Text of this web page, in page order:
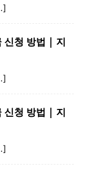
신청 방법 | 지
신청 방법 | 지